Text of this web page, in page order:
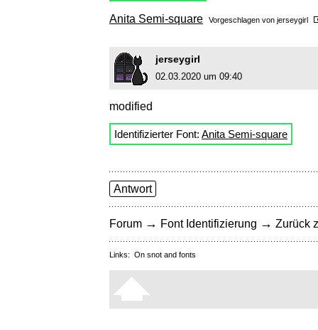
Anita Semi-square Vorgeschlagen von jerseygirl
jerseygirl
02.03.2020 um 09:40
modified
Identifizierter Font: Anita Semi-square
Antwort
Forum → Font Identifizierung → Zurück
Links: On snot and fonts